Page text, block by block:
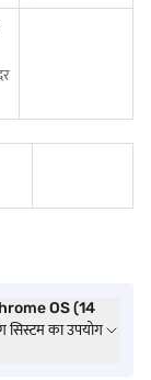
OS (14
का उपयोग